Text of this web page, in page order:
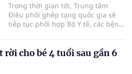
Trong thời gian tới, Trung tâm
Điều phối ghép tạng quốc gia sẽ
tiếp tục phối hợp Bộ Y tế, các bệnh
cường truyền thông, hoàn thiện
quy trình chuyên môn và hệ thống
rời cho bé 4 tuổi sau gần 6